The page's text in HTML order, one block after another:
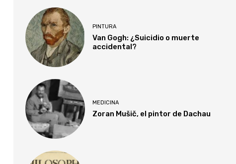
PINTURA
Van Gogh: ¿Suicidio o muerte
accidental?
MEDICINA
Zoran Mušič, el pintor de Dachau